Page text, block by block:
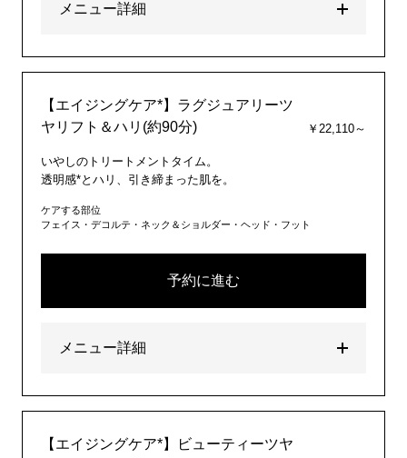
メニュー詳細
【エイジングケア*】ラグジュアリーツ
ヤリフト＆ハリ(約90分)
￥22,110～
いやしのトリートメントタイム。
透明感*とハリ、引き締まった肌を。
ケアする部位
フェイス・デコルテ・ネック＆ショルダー・ヘッド・フット
予約に進む
メニュー詳細
【エイジングケア*】ビューティーツヤ